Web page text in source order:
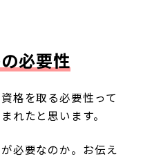
必要性
格を取る必要性って
れたと思います。
必要なのか。お伝え